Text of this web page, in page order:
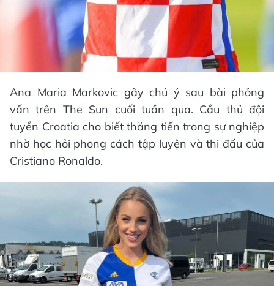
Ana Maria Markovic gây chú ý sau bài phỏng
vấn trên The Sun cuối tuần qua. Cầu thủ đội
tuyển Croatia cho biết thăng tiến trong sự nghiệp
nhờ học hỏi phong cách tập luyện và thi đấu của
Cristiano Ronaldo.